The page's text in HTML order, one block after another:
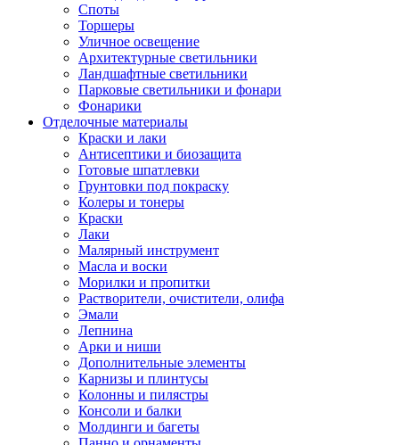
Споты
Торшеры
Уличное освещение
Архитектурные светильники
Ландшафтные светильники
Парковые светильники и фонари
Фонарики
Отделочные материалы
Краски и лаки
Антисептики и биозащита
Готовые шпатлевки
Грунтовки под покраску
Колеры и тонеры
Краски
Лаки
Малярный инструмент
Масла и воски
Морилки и пропитки
Растворители, очистители, олифа
Эмали
Лепнина
Арки и ниши
Дополнительные элементы
Карнизы и плинтусы
Колонны и пилястры
Консоли и балки
Молдинги и багеты